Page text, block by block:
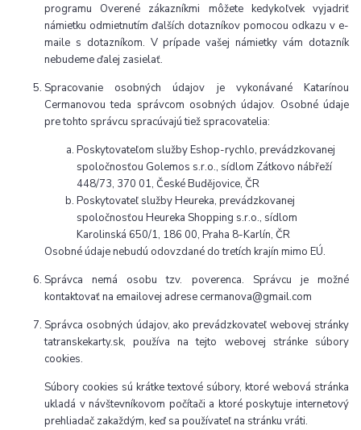
programu Overené zákazníkmi môžete kedykoľvek vyjadriť
námietku odmietnutím ďalších dotazníkov pomocou odkazu v e-
maile s dotazníkom. V prípade vašej námietky vám dotazník
nebudeme ďalej zasielať.
Spracovanie osobných údajov je vykonávané Katarínou
Cermanovou teda správcom osobných údajov. Osobné údaje
pre tohto správcu spracúvajú tiež spracovatelia:
Poskytovateľom služby Eshop-rychlo, prevádzkovanej
spoločnosťou Golemos s.r.o., sídlom Zátkovo nábřeží
448/73, 370 01, České Budějovice, ČR
Poskytovateľ služby Heureka, prevádzkovanej
spoločnosťou Heureka Shopping s.r.o., sídlom
Karolinská 650/1, 186 00, Praha 8-Karlín, ČR
Osobné údaje nebudú odovzdané do tretích krajín mimo EÚ.
Správca nemá osobu tzv. poverenca. Správcu je možné
kontaktovať na emailovej adrese cermanova@gmail.com
Správca osobných údajov, ako prevádzkovateľ webovej stránky
tatranskekarty.sk, používa na tejto webovej stránke súbory
cookies.
Súbory cookies sú krátke textové súbory, ktoré webová stránka
ukladá v návštevníkovom počítači a ktoré poskytuje internetový
prehliadač zakaždým, keď sa používateľ na stránku vráti.